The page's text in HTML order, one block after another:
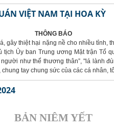
VIỆT NAM TẠI HOA KỲ
THÔNG BÁO
gây thiệt hại nặng nề cho nhiều tỉnh,
Ủy ban Trung ương Mặt trận Tổ
như thể thương thân”, "lá lành
tay chung sức của các cá nhân,
BẢN NIÊM YẾT